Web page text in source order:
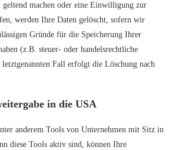
geltend machen oder eine Einwilligung zur
werden Ihre Daten gelöscht, sofern wir
Gründe für die Speicherung Ihrer
(z.B. steuer- oder handelsrechtliche
Fall erfolgt die Löschung nach
in die USA
anderem Tools von Unternehmen mit Sitz in
diese Tools aktiv sind, können Ihre